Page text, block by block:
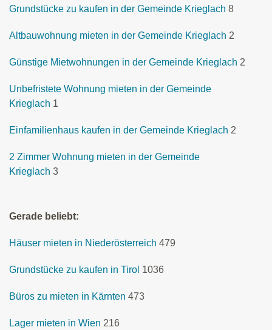
Grundstücke zu kaufen in der Gemeinde Krieglach 8
Altbauwohnung mieten in der Gemeinde Krieglach 2
Günstige Mietwohnungen in der Gemeinde Krieglach 2
Unbefristete Wohnung mieten in der Gemeinde
Krieglach 1
Einfamilienhaus kaufen in der Gemeinde Krieglach 2
2 Zimmer Wohnung mieten in der Gemeinde
Krieglach 3
Gerade beliebt:
Häuser mieten in Niederösterreich 479
Grundstücke zu kaufen in Tirol 1036
Büros zu mieten in Kärnten 473
Lager mieten in Wien 216